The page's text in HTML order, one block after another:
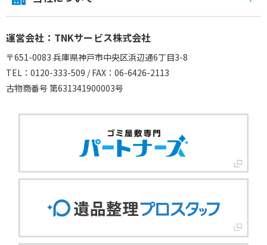
運営会社：TNKサービス株式会社
〒651-0083 兵庫県神戸市中央区浜辺通6丁目3-8
TEL：0120-333-509 / FAX：06-6426-2113
古物商番号 第631341900003号